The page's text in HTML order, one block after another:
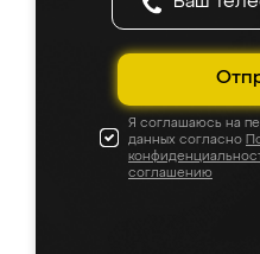
Я соглашаюсь на
данных согласно
соглашению